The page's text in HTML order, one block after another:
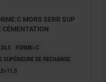
MORS SERR SUP
CÉMENTATION
FORME=C
SUPÉRIEURE DE RECHANGE